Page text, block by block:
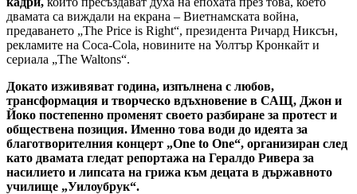
двамата са виждали на екрана – Виетнамската война,
предаването „The Price is Right“, президента Ричард Никсън,
рекламите на Coca-Cola, новините на Уолтър Кронкайт и
сериала „The Waltons“.
Докато изживяват година, изпълнена с любов,
трансформация и творческо вдъхновение в САЩ, Джон и
Йоко постепенно променят своето разбиране за протест и
обществена позиция. Именно това води до идеята за
благотворителния концерт „One to One“, организиран след
като двамата гледат репортажа на Гералдо Ривера за
насилието и липсата на грижа към децата в държавното
училище „Уилоубрук“.